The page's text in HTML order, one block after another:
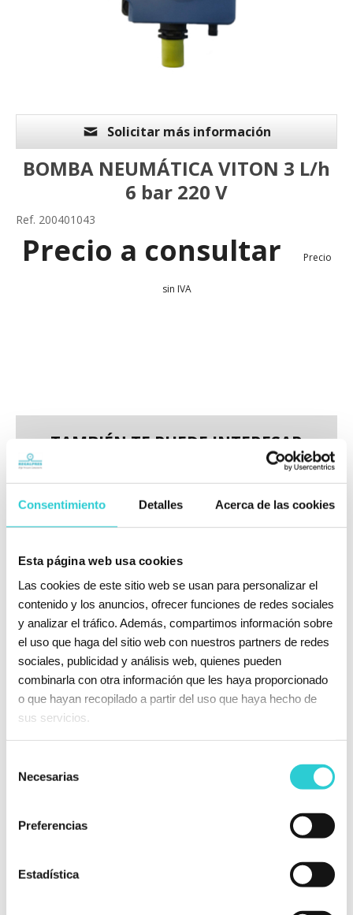
Consentimiento Detalles Acerca de las cookies
Esta página web usa cookies
Las cookies de este sitio web se usan para personalizar el
contenido y los anuncios, ofrecer funciones de redes sociales
y analizar el tráfico. Además, compartimos información sobre
el uso que haga del sitio web con nuestros partners de redes
sociales, publicidad y análisis web, quienes pueden
combinarla con otra información que les haya proporcionado
o que hayan recopilado a partir del uso que haya hecho de
sus servicios.
Necesarias
Preferencias
Estadística
Solicitar más información
BOMBA NEUMÁTICA VITON 3 L/h
6 bar 220 V
Ref. 200401043
Precio a consultar Precio
sin IVA
TAMBIÉN TE PUEDE INTERESAR
INYECTOR VITÓN
INYECTOR VITÓN
PARA BOMBA
VÁLVULA DE
ASPIRACIÓN